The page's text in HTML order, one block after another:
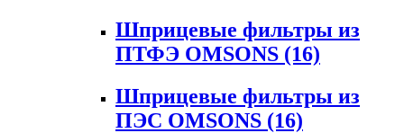
Шприцевые фильтры из
ПТФЭ OMSONS (16)
Шприцевые фильтры из
ПЭС OMSONS (16)